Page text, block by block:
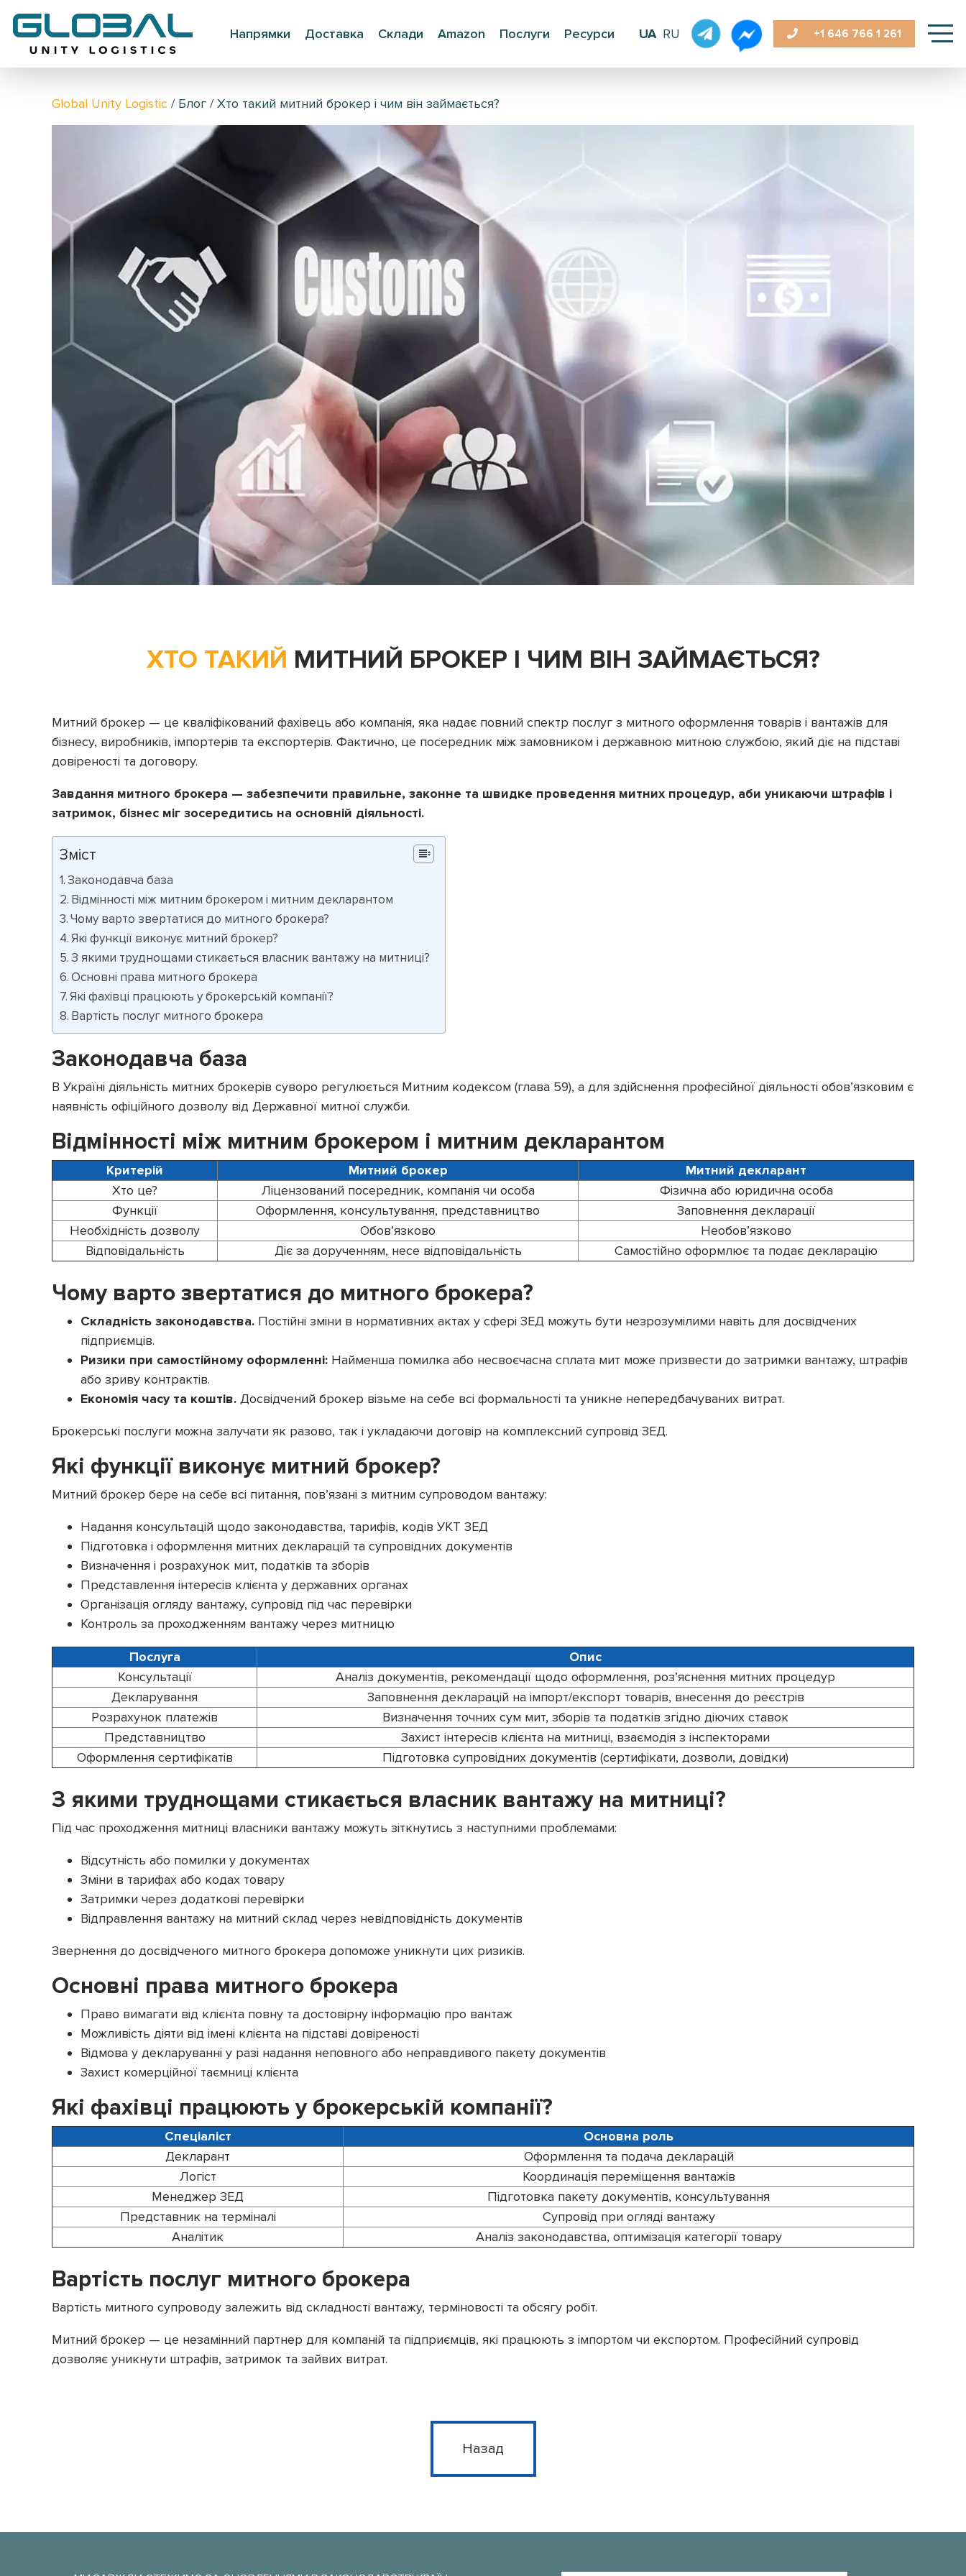
Напрямки Доставка Склади Amazon Послуги Ресурси RU
UA +1 646 766 1 261
Global Unity Logistic / Блог /Хто такий митний брокер і чим він займається?
ХТО ТАКИЙ МИТНИЙ БРОКЕР І ЧИМ ВІН ЗАЙМАЄТЬСЯ?
Митний брокер — це кваліфікований фахівець або компанія, яка надає повний спектр послуг з митного оформлення товарів і вантажів для
бізнесу, виробників, імпортерів та експортерів. Фактично, це посередник між замовником і державною митною службою, який діє на підставі
довіреності та договору.
Завдання митного брокера — забезпечити правильне, законне та швидке проведення митних процедур, аби уникаючи штрафів і
затримок, бізнес міг зосередитись на основній діяльності.
Зміст
Законодавча база
Відмінності між митним брокером і митним декларантом
Чому варто звертатися до митного брокера?
Які функції виконує митний брокер?
З якими труднощами стикається власник вантажу на митниці?
Основні права митного брокера
Які фахівці працюють у брокерській компанії?
Вартість послуг митного брокера
Законодавча база
В Україні діяльність митних брокерів суворо регулюється Митним кодексом (глава 59), а для здійснення професійної діяльності обов’язковим є
наявність офіційного дозволу від Державної митної служби.
Відмінності між митним брокером і митним декларантом
Критерій Митний брокер
Митний декларант
Хто це?
Ліцензований посередник, компанія чи особа
Фізична або юридична особа
Функції
Оформлення, консультування, представництво
Заповнення декларації
Необхідність дозволу
Обов’язково
Необов’язково
Відповідальність
Діє за дорученням, несе відповідальність Самостійно оформлює та подає декларацію
Чому варто звертатися до митного брокера?
Складність законодавства. Постійні зміни в нормативних актах у сфері ЗЕД можуть бути незрозумілими навіть для досвідчених
підприємців.
Ризики при самостійному оформленні: Найменша помилка або несвоєчасна сплата мит може призвести до затримки вантажу, штрафів
або зриву контрактів.
Економія часу та коштів. Досвідчений брокер візьме на себе всі формальності та уникне непередбачуваних витрат.
Брокерські послуги можна залучати як разово, так і укладаючи договір на комплексний супровід ЗЕД.
Які функції виконує митний брокер?
Митний брокер бере на себе всі питання, пов’язані з митним супроводом вантажу:
Надання консультацій щодо законодавства, тарифів, кодів УКТ ЗЕД
Підготовка і оформлення митних декларацій та супровідних документів
Визначення і розрахунок мит, податків та зборів
Представлення інтересів клієнта у державних органах
Організація огляду вантажу, супровід під час перевірки
Контроль за проходженням вантажу через митницю
Послуга
Опис
Консультації
Аналіз документів, рекомендації щодо оформлення, роз’яснення митних процедур
Декларування
Заповнення декларацій на імпорт/експорт товарів, внесення до реєстрів
Розрахунок платежів
Визначення точних сум мит, зборів та податків згідно діючих ставок
Представництво
Захист інтересів клієнта на митниці, взаємодія з інспекторами
Оформлення сертифікатів
Підготовка супровідних документів (сертифікати, дозволи, довідки)
З якими труднощами стикається власник вантажу на митниці?
Під час проходження митниці власники вантажу можуть зіткнутись з наступними проблемами:
Відсутність або помилки у документах
Зміни в тарифах або кодах товару
Затримки через додаткові перевірки
Відправлення вантажу на митний склад через невідповідність документів
Звернення до досвідченого митного брокера допоможе уникнути цих ризиків.
Основні права митного брокера
Право вимагати від клієнта повну та достовірну інформацію про вантаж
Можливість діяти від імені клієнта на підставі довіреності
Відмова у декларуванні у разі надання неповного або неправдивого пакету документів
Захист комерційної таємниці клієнта
Які фахівці працюють у брокерській компанії?
Спеціаліст
Основна роль
Декларант
Оформлення та подача декларацій
Логіст
Координація переміщення вантажів
Менеджер ЗЕД
Підготовка пакету документів, консультування
Представник на терміналі
Супровід при огляді вантажу
Аналітик
Аналіз законодавства, оптимізація категорії товару
Вартість послуг митного брокера
Вартість митного супроводу залежить від складності вантажу, терміновості та обсягу робіт.
Митний брокер — це незамінний партнер для компаній та підприємців, які працюють з імпортом чи експортом. Професійний супровід
дозволяє уникнути штрафів, затримок та зайвих витрат.
Назад